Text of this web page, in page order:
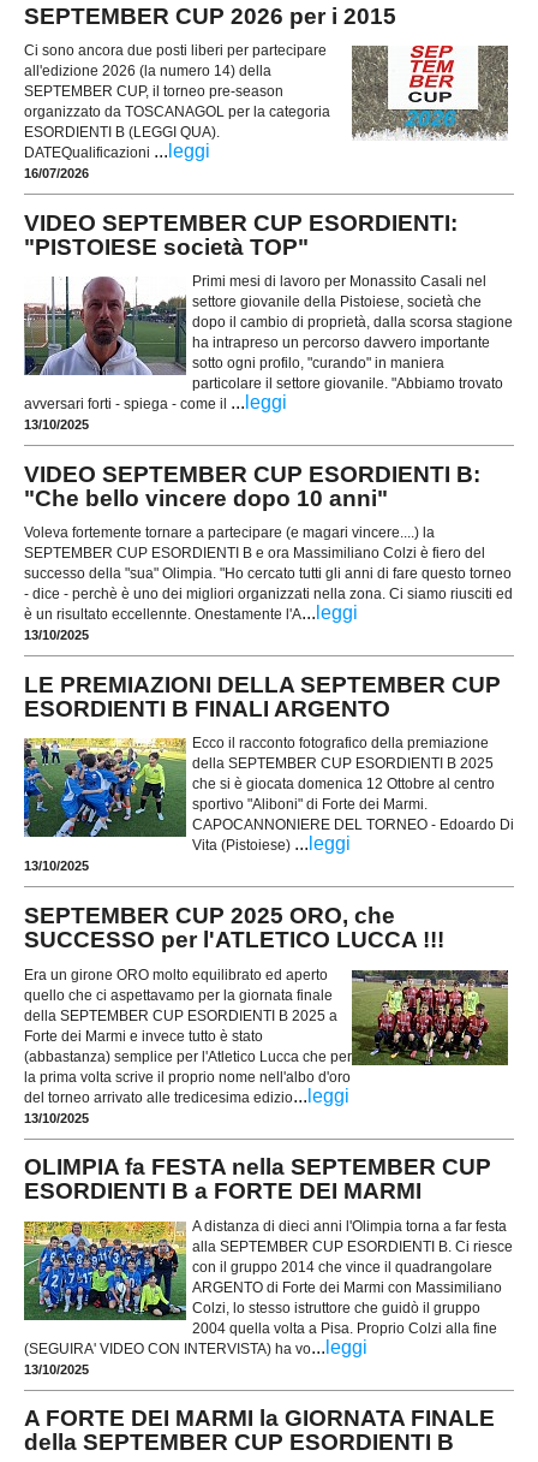
SEPTEMBER CUP 2026 per i 2015
Ci sono ancora due posti liberi per partecipare
all'edizione 2026 (la numero 14) della
SEPTEMBER CUP, il torneo pre-season
organizzato da TOSCANAGOL per la categoria
ESORDIENTI B (LEGGI QUA).
DATEQualificazioni ... leggi
16/07/2026
VIDEO SEPTEMBER CUP ESORDIENTI:
"PISTOIESE società TOP"
Primi mesi di lavoro per Monassito Casali nel
settore giovanile della Pistoiese, società che
dopo il cambio di proprietà, dalla scorsa stagione
ha intrapreso un percorso davvero importante
sotto ogni profilo, "curando" in maniera
particolare il settore giovanile. "Abbiamo trovato
avversari forti - spiega - come il ... leggi
13/10/2025
VIDEO SEPTEMBER CUP ESORDIENTI B:
"Che bello vincere dopo 10 anni"
Voleva fortemente tornare a partecipare (e magari vincere....) la
SEPTEMBER CUP ESORDIENTI B e ora Massimiliano Colzi è fiero del
successo della "sua" Olimpia. "Ho cercato tutti gli anni di fare questo torneo
- dice - perchè è uno dei migliori organizzati nella zona. Ci siamo riusciti ed
è un risultato eccellennte. Onestamente l'A... leggi
13/10/2025
LE PREMIAZIONI DELLA SEPTEMBER CUP
ESORDIENTI B FINALI ARGENTO
Ecco il racconto fotografico della premiazione
della SEPTEMBER CUP ESORDIENTI B 2025
che si è giocata domenica 12 Ottobre al centro
sportivo "Aliboni" di Forte dei Marmi.
CAPOCANNONIERE DEL TORNEO - Edoardo Di
Vita (Pistoiese) ... leggi
13/10/2025
SEPTEMBER CUP 2025 ORO, che
SUCCESSO per l'ATLETICO LUCCA !!!
Era un girone ORO molto equilibrato ed aperto
quello che ci aspettavamo per la giornata finale
della SEPTEMBER CUP ESORDIENTI B 2025 a
Forte dei Marmi e invece tutto è stato
(abbastanza) semplice per l'Atletico Lucca che per
la prima volta scrive il proprio nome nell'albo d'oro
del torneo arrivato alle tredicesima edizio... leggi
13/10/2025
OLIMPIA fa FESTA nella SEPTEMBER CUP
ESORDIENTI B a FORTE DEI MARMI
A distanza di dieci anni l'Olimpia torna a far festa
alla SEPTEMBER CUP ESORDIENTI B. Ci riesce
con il gruppo 2014 che vince il quadrangolare
ARGENTO di Forte dei Marmi con Massimiliano
Colzi, lo stesso istruttore che guidò il gruppo
2004 quella volta a Pisa. Proprio Colzi alla fine
(SEGUIRA' VIDEO CON INTERVISTA) ha vo... leggi
13/10/2025
A FORTE DEI MARMI la GIORNATA FINALE
della SEPTEMBER CUP ESORDIENTI B